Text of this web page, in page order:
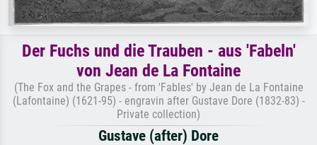
Der Fuchs und die Trauben - aus 'Fabeln'
von Jean de La Fontaine
(The Fox and the Grapes - from 'Fables' by Jean de La Fontaine
(Lafontaine) (1621-95) - engravin after Gustave Dore (1832-83) -
Private collection)
Gustave (after) Dore